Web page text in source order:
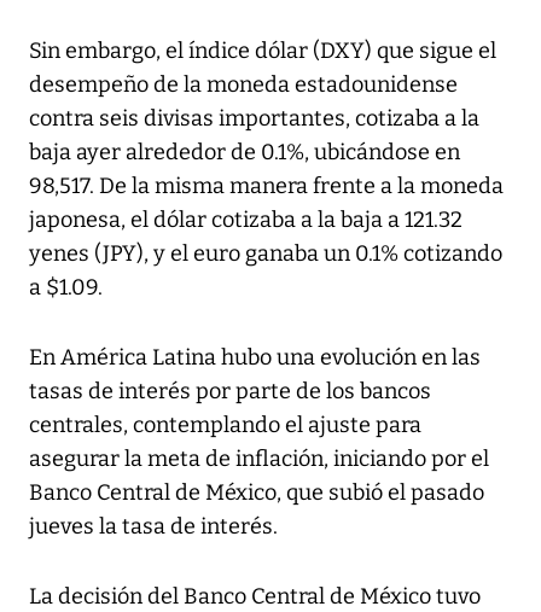
Sin embargo, el índice dólar (DXY) que sigue el
desempeño de la moneda estadounidense
contra seis divisas importantes, cotizaba a la
baja ayer alrededor de 0.1%, ubicándose en
98,517. De la misma manera frente a la moneda
japonesa, el dólar cotizaba a la baja a 121.32
yenes (JPY), y el euro ganaba un 0.1% cotizando
a $1.09.
En América Latina hubo una evolución en las
tasas de interés por parte de los bancos
centrales, contemplando el ajuste para
asegurar la meta de inflación, iniciando por el
Banco Central de México, que subió el pasado
jueves la tasa de interés.
La decisión del Banco Central de México tuvo